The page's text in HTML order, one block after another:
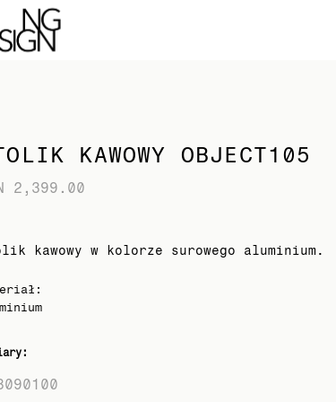
pliki cookie.
KAWOWY OBJECT105
2,399.00
kawowy w kolorze surowego aluminium.
:
:
90100